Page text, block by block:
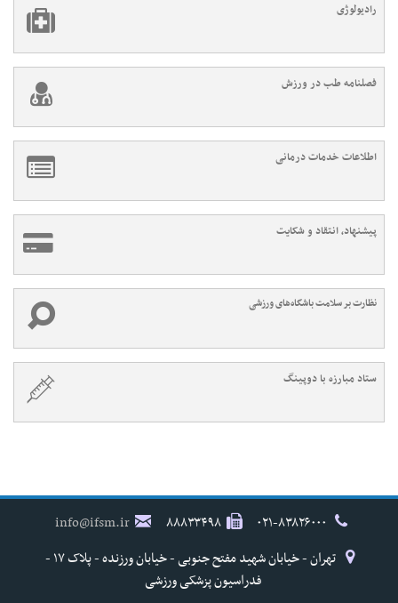
رادیولوژی
فصلنامه طب در ورزش
اطلاعات خدمات درمانی
پیشنهاد، انتقاد و شکایت
نظارت بر سلامت باشگاه‌های ورزشی
ستاد مبارزه با دوپینگ
۸۸۸۳۳۴۹۸
info@ifsm.ir
تهران - خیابان شهید مفتح جنوبی - خیابان ورزنده - پلاک ۱۷ -
فدراسیون پزشکی ورزشی